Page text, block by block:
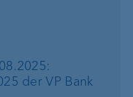
der VP Bank